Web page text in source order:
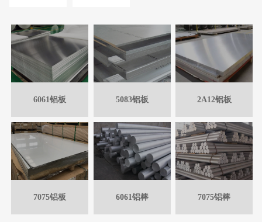
6061铝板 5083铝板 2A12铝板
7075铝板 6061铝棒 7075铝棒